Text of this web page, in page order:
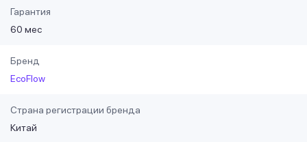
Гарантия
60 мес
Бренд
EcoFlow
Страна регистрации бренда
Китай